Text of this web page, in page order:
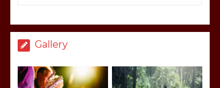
Gallery